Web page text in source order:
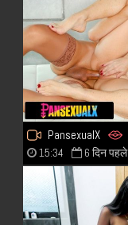
PansexualX
Zariah Aura
15:34 6 दिन पहले